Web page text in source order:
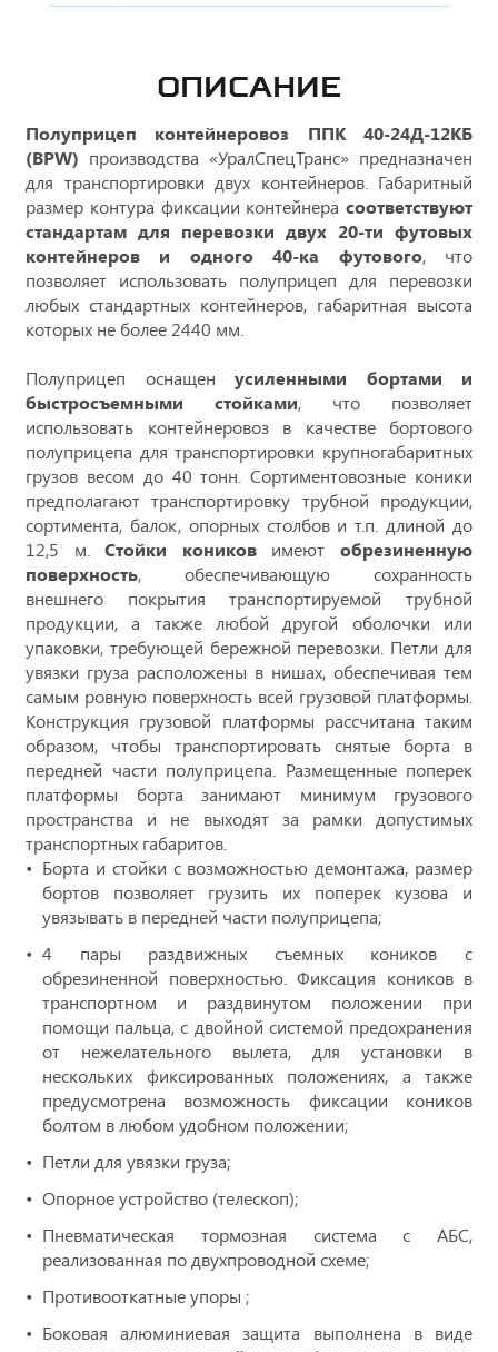
ОПИСАНИЕ
Полуприцеп контейнеровоз ППК 40-24Д-12КБ
(BPW) производства «УралСпецТранс» предназначен
для транспортировки двух контейнеров. Габаритный
размер контура фиксации контейнера соответствуют
стандартам для перевозки двух 20-ти футовых
контейнеров
и одного 40-ка футового, что
позволяет использовать полуприцеп для перевозки
любых стандартных контейнеров, габаритная высота
которых не более 2440 мм.
Полуприцеп оснащен усиленными бортами и
быстросъемными стойками, что позволяет
использовать контейнеровоз в качестве бортового
полуприцепа для транспортировки крупногабаритных
грузов весом до 40 тонн. Сортиментовозные коники
предполагают транспортировку трубной продукции,
сортимента, балок, опорных столбов и т.п. длиной до
12,5 м.Стойки кониковимеютобрезиненную
поверхность, обеспечивающую сохранность
внешнего покрытия транспортируемой трубной
продукции, а также любой другой оболочки или
упаковки, требующей бережной перевозки. Петли для
увязки груза расположены в нишах, обеспечивая тем
самым ровную поверхность всей грузовой платформы.
Конструкция грузовой платформы рассчитана таким
образом, чтобы транспортировать снятые борта в
передней части полуприцепа. Размещенные поперек
платформы борта занимают минимум грузового
пространства и не выходят за рамки допустимых
транспортных габаритов.
Борта и стойки с возможностью демонтажа, размер
бортов позволяет грузить их поперек кузова и
увязывать в передней части полуприцепа;
4 пары раздвижных съемных коников с
обрезиненной поверхностью. Фиксация коников в
транспортном и раздвинутом положении при
помощи пальца, с двойной системой предохранения
от нежелательного вылета, для установки в
нескольких фиксированных положениях, а также
предусмотрена возможность фиксации коников
болтом в любом удобном положении;
Петли для увязки груза;
Опорное устройство (телескоп);
Пневматическая тормозная
система с АБС,
реализованная по двухпроводной схеме;
Противооткатные упоры ;
Боковая алюминиевая защита выполнена в виде